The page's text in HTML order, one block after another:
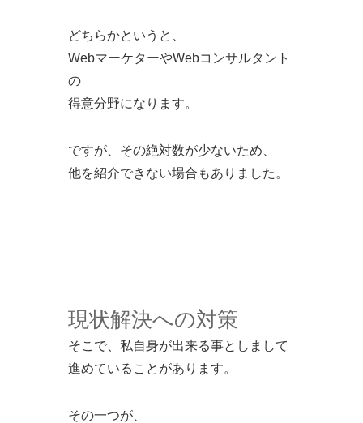
どちらかというと、
WebマーケターやWebコンサルタント
の
得意分野になります。
ですが、その絶対数が少ないため、
他を紹介できない場合もありました。
現状解決への対策
そこで、私自身が出来る事としまして
進めていることがあります。
その一つが、